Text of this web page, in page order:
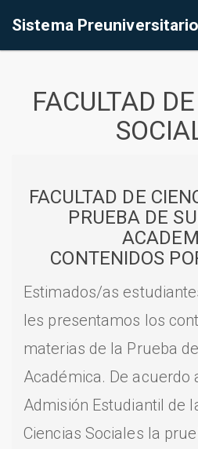
Sistema Preuniversitario
FACULTAD
FACULTAD DE
PRUEBA DE
CONTENIDOS
Estimados/as
les presentamos los
materias de la Prueba
Académica. De acuerdo
Admisión Estudiantil de
Ciencias Sociales la